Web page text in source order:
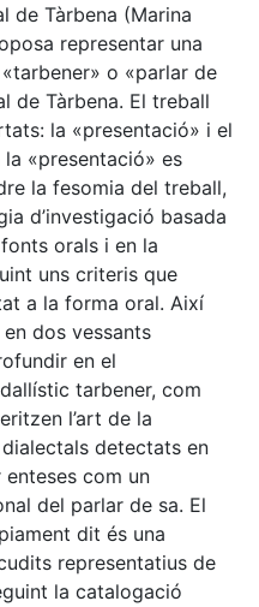
de Tàrbena (Marina
representar una
o «parlar de
de Tàrbena. El treball
la «presentació» i el
«presentació» es
la fesomia del treball,
d’investigació basada
orals i en la
uns criteris que
a la forma oral. Així
dos vessants
en el
tarbener, com
l’art de la
detectats en
com un
del parlar de sa. El
dit és una
representatius de
la catalogació